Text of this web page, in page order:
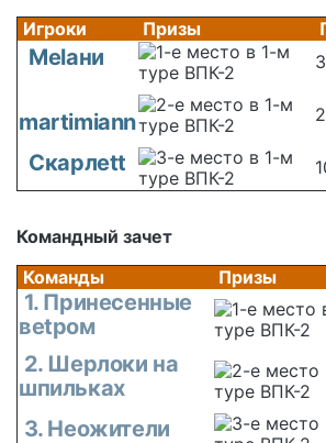
Игроки
Призы
Melани
martimiann
Скарлеtt
Командный зачет
Команды
Призы
1. Принесенные
веtром
2. Шерлоки на
шпильках
3. Неожители